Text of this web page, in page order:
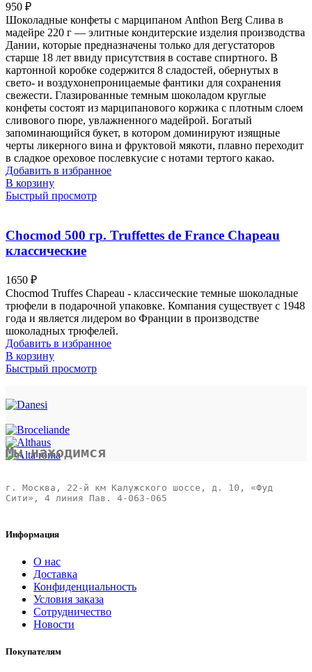
950 ₽
Шоколадные конфеты с марципаном Anthon Berg Слива в
мадейре 220 г — элитные кондитерские изделия производства
Дании, которые предназначены только для дегустаторов
старше 18 лет ввиду присутствия в составе спиртного. В
картонной коробке содержится 8 сладостей, обернутых в
свето- и воздухонепроницаемые фантики для сохранения
свежести. Глазированные темным шоколадом круглые
конфеты состоят из марципанового коржика с плотным слоем
сливового пюре, увлажненного мадейрой. Богатый
запоминающийся букет, в котором доминируют изящные
черты ликерного вина и фруктовой мякоти, плавно переходит
в сладкое ореховое послевкусие с нотами тертого какао.
Добавить в избранное
В корзину
Быстрый просмотр
Chocmod 500 гр. Truffettes de France Chapeau
классические
1650 ₽
Chocmod Truffes Chapeau - классические темные шоколадные
трюфели в подарочной упаковке. Компания существует с 1948
года и является лидером во Франции в производстве
шоколадных трюфелей.
Добавить в избранное
В корзину
Быстрый просмотр
Мы находимся
г. Москва, 22-й км Калужского шоссе, д. 10, «Фуд
Сити», 4 линия Пав. 4-063-065
Информация
О нас
Доставка
Конфиденциальность
Условия заказа
Сотрудничество
Новости
Покупателям